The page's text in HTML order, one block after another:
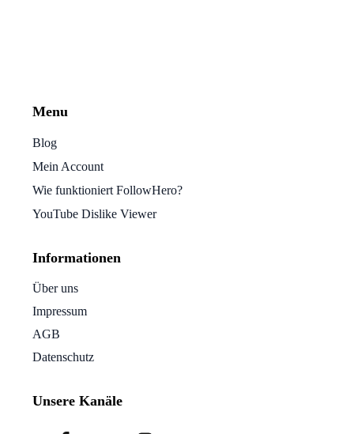
Menu
Blog
Mein Account
Wie funktioniert FollowHero?
YouTube Dislike Viewer
Informationen
Über uns
Impressum
AGB
Datenschutz
Unsere Kanäle